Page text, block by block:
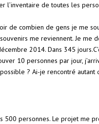
l’inventaire de toutes les
de combien de gens je me
me reviennent. Je me
2014. Dans 345
10 personnes par jour,
? Ai-je rencontré
500 personnes. Le projet me